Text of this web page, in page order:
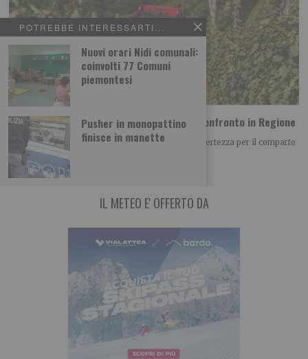
POTREBBE INTERESSARTI...
Nuovi orari Nidi comunali:
coinvolti 77 Comuni
piemontesi
Pusher in monopattino
finisce in manette
Vino piemontese e clima: le richieste dal confronto in Regione
Il clima è diventato uno dei principali fattori di incertezza per il comparto
vitivinicolo piemontese, non
IL METEO E' OFFERTO DA